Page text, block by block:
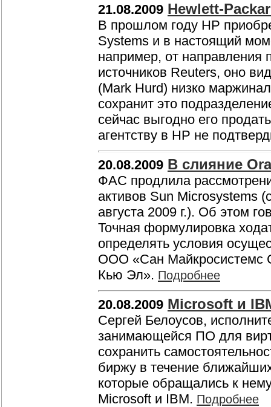
21.08.2009 Hewlett-
В прошлом году НР
Systems и в настоящий
например, от направления
источников Reuters, оно
(Mark Hurd) низко
сохранит это
сейчас выгодно его
агентству в НР не
20.08.2009 В слияние
ФАС продлила
активов Sun Microsystems
августа 2009 г.). Об этом
Точная формулировка
определять условия
ООО «Сан
Кью Эл». Подробнее
20.08.2009 Microsoft и
Сергей Белоусов,
занимающейся ПО для
сохранить
биржу в течение
которые обращались к
Microsoft и IBM. Подробнее